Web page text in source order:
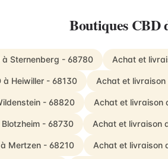
Boutiques CBD
Sternenberg - 68780 Achat et
à Heiwiller - 68130 Achat et livraison
- 68820 Achat et livraison
- 68730 Achat et livraison
Mertzen - 68210 Achat et livraison